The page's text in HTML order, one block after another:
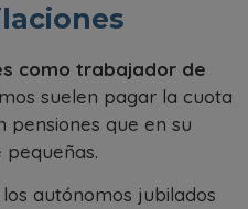
como trabajador de
suelen pagar la cuota
pensiones que en su
autónomos jubilados